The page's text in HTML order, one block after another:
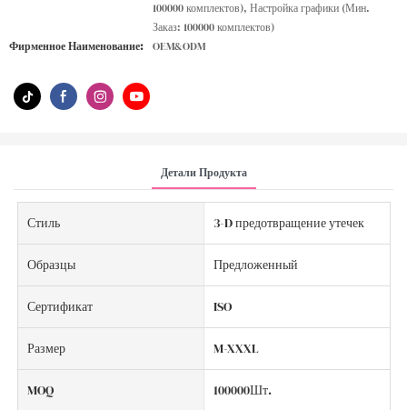
100000 комплектов), Настройка графики (Мин.
Заказ: 100000 комплектов)
Фирменное Наименование:
OEM&ODM
Детали Продукта
Стиль 3-D предотвращение утечек
Образцы Предложенный
Сертификат ISO
Размер M-XXXL
MOQ 100000Шт.